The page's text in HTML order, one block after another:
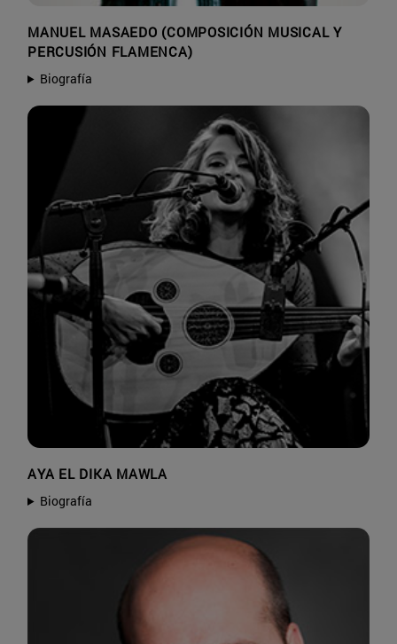
MANUEL MASAEDO (COMPOSICIÓN MUSICAL Y
PERCUSIÓN FLAMENCA)
Biografía
AYA EL DIKA MAWLA
Biografía